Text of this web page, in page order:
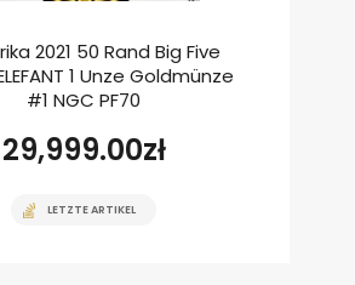
2021 50 Rand Big Five
1 Unze Goldmünze
#1 NGC PF70
29,999.00zł
LETZTE ARTIKEL